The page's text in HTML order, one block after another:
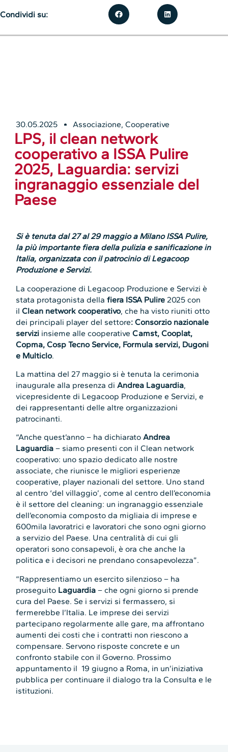
30.05.2025 Associazione,Cooperative
LPS, il clean network
cooperativo a ISSA Pulire
2025, Laguardia: servizi
ingranaggio essenziale del
Paese
Si è tenuta dal 27 al 29 maggio a Milano ISSA Pulire,
la più importante fiera della pulizia e sanificazione in
Italia, organizzata con il patrocinio di Legacoop
Produzione e Servizi.
La cooperazione di Legacoop Produzione e Servizi è
stata protagonista dellafiera ISSA Pulire 2025 con
ilClean network cooperativo, che ha visto riuniti otto
dei principali player del settore: Consorzio nazionale
servizi insieme alle cooperativeCamst, Cooplat,
Copma, Cosp Tecno Service, Formula servizi, Dugoni
e Multiclo.
La mattina del 27 maggio si è tenuta la cerimonia
inaugurale alla presenza diAndrea Laguardia,
vicepresidente di Legacoop Produzione e Servizi, e
dei rappresentanti delle altre organizzazioni
patrocinanti.
“Anche quest’anno – ha dichiaratoAndrea
Laguardia – siamo presenti con il Clean network
cooperativo: uno spazio dedicato alle nostre
associate, che riunisce le migliori esperienze
cooperative, player nazionali del settore. Uno stand
al centro ‘del villaggio’, come al centro dell’economia
è il settore del cleaning: un ingranaggio essenziale
dell’economia composto da migliaia di imprese e
600mila lavoratrici e lavoratori che sono ogni giorno
a servizio del Paese. Una centralità di cui gli
operatori sono consapevoli, è ora che anche la
politica e i decisori ne prendano consapevolezza”.
“Rappresentiamo un esercito silenzioso – ha
proseguito Laguardia – che ogni giorno si prende
cura del Paese. Se i servizi si fermassero, si
fermerebbe l’Italia. Le imprese dei servizi
partecipano regolarmente alle gare, ma affrontano
aumenti dei costi che i contratti non riescono a
compensare. Servono risposte concrete e un
confronto stabile con il Governo. Prossimo
appuntamento il 19 giugno a Roma, in un’iniziativa
pubblica per continuare il dialogo tra la Consulta e le
istituzioni.
Condividi su: